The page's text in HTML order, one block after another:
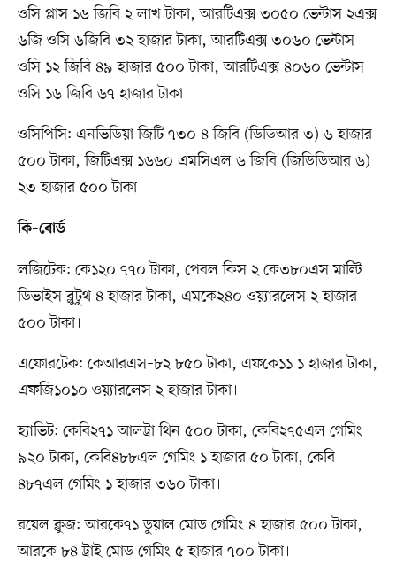
ওসি প্লাস ১৬ জিবি ২ লাখ টাকা, আরটিএক্স ৩০৫০ ভেন্টাস ২এক্স
৬জি ওসি ৬জিবি ৩২ হাজার টাকা, আরটিএক্স ৩০৬০ ভেন্টাস
ওসি ১২ জিবি ৪৯ হাজার ৫০০ টাকা, আরটিএক্স ৪০৬০ ভেন্টাস
ওসি ১৬ জিবি ৬৭ হাজার টাকা।
ওসিপিসি: এনভিডিয়া জিটি ৭৩০ ৪ জিবি (ডিডিআর ৩) ৬ হাজার
৫০০ টাকা, জিটিএক্স ১৬৬০ এমসিএল ৬ জিবি (জিডিডিআর ৬)
২৩ হাজার ৫০০ টাকা।
কি–বোর্ড
লজিটেক: কে১২০ ৭৭০ টাকা, পেবল কিস ২ কে৩৮০এস মাল্টি
ডিভাইস ব্লুটুথ ৪ হাজার টাকা, এমকে২৪০ ওয়্যারলেস ২ হাজার
৫০০ টাকা।
এফোরটেক: কেআরএস–৮২ ৮৫০ টাকা, এফকে১১ ১ হাজার টাকা,
এফজি১০১০ ওয়্যারলেস ২ হাজার টাকা।
হ্যাভিট: কেবি২৭১ আলট্রা থিন ৫০০ টাকা, কেবি২৭৫এল গেমিং
৯২০ টাকা, কেবি৪৮৮এল গেমিং ১ হাজার ৫০ টাকা, কেবি
৪৮৭এল গেমিং ১ হাজার ৩৬০ টাকা।
রয়েল ক্লুজ: আরকে৭১ ডুয়াল মোড গেমিং ৪ হাজার ৫০০ টাকা,
আরকে ৮৪ ট্রাই মোড গেমিং ৫ হাজার ৭০০ টাকা।